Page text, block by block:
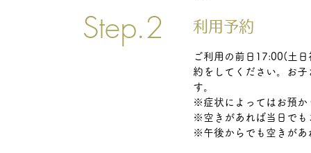
Step.2 ​利用予約
ご利用の前日17:00(土
約をしてください。お
す。
※症状によってはお預か
※空きがあれば当日でも
​※午後からでも空きがあ